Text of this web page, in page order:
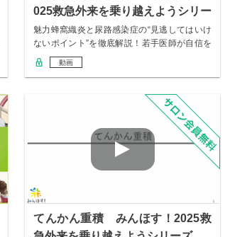
025救急外来を乗り越えようシリー
ズ
魅力蜂窩織炎と尿路感染症の“見逃してはいけ
ないポイント”を徹底解説！若手医師が自信を
もって…
動画
てんかん重積 みんほす！2025救